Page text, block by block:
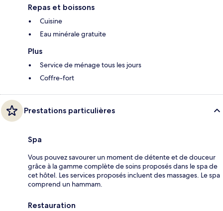
Repas et boissons
Cuisine
Eau minérale gratuite
Plus
Service de ménage tous les jours
Coffre-fort
Prestations particulières
Spa
Vous pouvez savourer un moment de détente et de douceur
grâce à la gamme complète de soins proposés dans le spa de
cet hôtel. Les services proposés incluent des massages. Le spa
comprend un hammam.
Restauration